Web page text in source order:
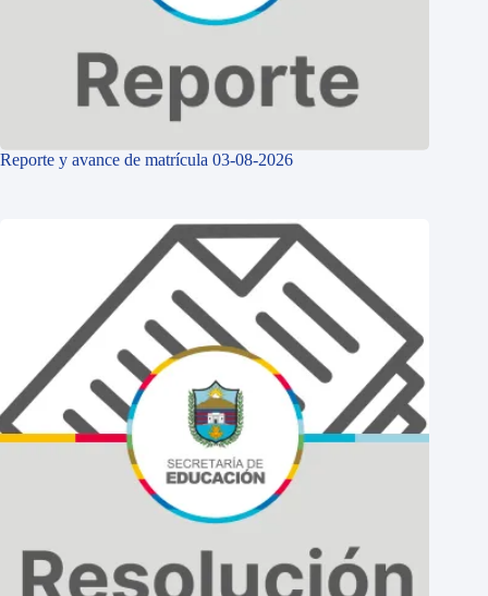
Reporte y avance de matrícula 03-08-2026